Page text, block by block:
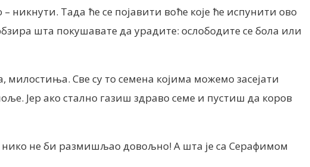
Тада ће се појавити воће које ће испунити ово
шта покушавате да урадите: ослободите се бола или
Све су то семена којима можемо засејати
Јер ако стално газиш здраво семе и пустиш да коров
нико не би размишљао довољно! А шта је са Серафимом